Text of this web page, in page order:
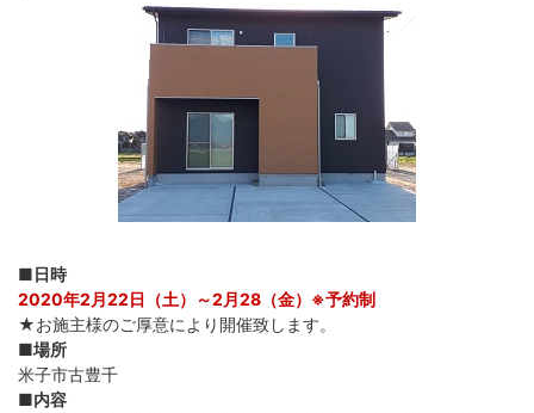
■日時
2020年2月22日（土）～2月28（金）※予約制
★お施主様のご厚意により開催致します。
■場所
米子市古豊千
■内容